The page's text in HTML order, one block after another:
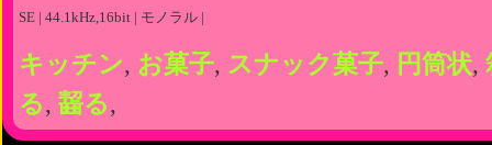
SE | 44.1kHz,16bit | モノラル |
キッチン, お菓子, スナック菓子, 円筒状,
る, 齧る,